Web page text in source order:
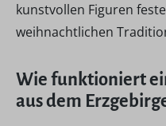
kunstvollen Figuren
weihnachtlichen
Wie funktioniert
aus dem